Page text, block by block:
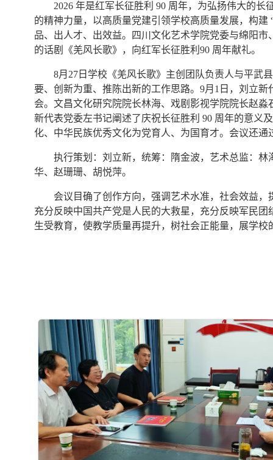
2026 年是红军长征胜利 90 周年，为弘扬伟大的
的精神力量，以高质量党建引领学校高质量发展，构
品、出人才、出效益。四川文化艺术学院党委与绵阳
的话剧《羌风长歌》，向红军长征胜利90 周年献礼。
8月27日学校《羌风长歌》主创团队负责人与平武
要、创新为重、推陈出新的工作思路。9月1日，刘立
会。文昌文化研究院院长林海、戏剧影视学院院长赵
新代表党委左书记阐述了庆祝长征胜利 90 周年的意义
化、中华民族优秀文化为党育人、为国育才。会议还
执行策划：刘立新，统筹：隋金波，艺术总监：
华、赵珊珊、胡悦萍。
会议目确了创作方向，强调艺术水准，社会效益
充分反映中国共产党是人民的大救星，充分反映军民
生受教育，使教学质量再提升，树社会正能量，展学